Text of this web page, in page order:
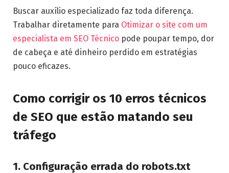
Buscar auxílio especializado faz toda diferença.
Trabalhar diretamente para Otimizar o site com um
especialista em SEO Técnico pode poupar tempo, dor
de cabeça e até dinheiro perdido em estratégias
pouco eficazes.
Como corrigir os 10 erros técnicos
de SEO que estão matando seu
tráfego
1. Configuração errada do robots.txt